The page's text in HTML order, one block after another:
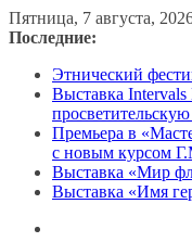
Перейти
к
Пятница, 7 августа,
Последние:
Этнический
Выставка Intervals
Премьера в
с новым курсом
Выставка «Мир
Выставка «Имя